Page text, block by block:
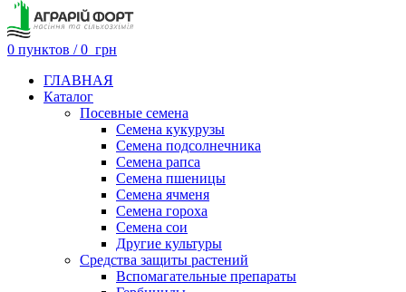
0 пунктов / 0 грн
ГЛАВНАЯ
Каталог
Посевные семена
Семена кукурузы
Семена подсолнечника
Семена рапса
Семена пшеницы
Семена ячменя
Семена гороха
Семена сои
Другие культуры
Средства защиты растений
Вспомагательные препараты